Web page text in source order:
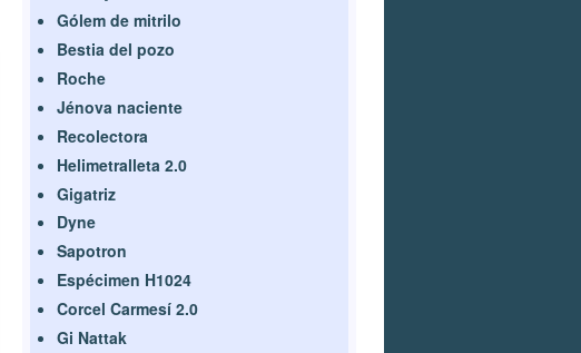
Gólem de mitrilo
Bestia del pozo
Roche
Jénova naciente
Recolectora
Helimetralleta 2.0
Gigatriz
Dyne
Sapotron
Espécimen H1024
Corcel Carmesí 2.0
Gi Nattak